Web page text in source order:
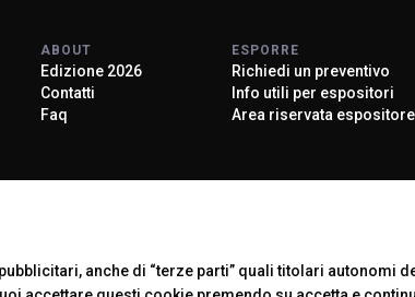
anche di “terze parti” quali titolari
ABOUT
Edizione 2026
Contatti
Faq
ESPORRE
Richiedi un preventivo
Info utili per espositori
Area riservata espositore